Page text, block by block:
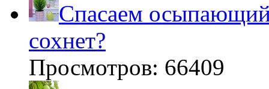
Спасаем
сохнет?
Просмотров: 66409